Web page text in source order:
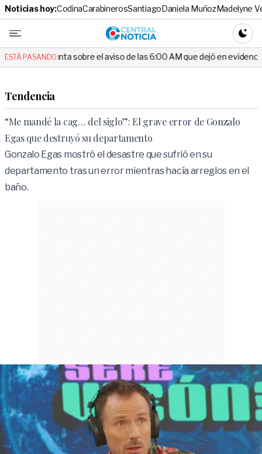
Noticias hoy:CodinaCarabinerosSantiagoDaniela MuñozMadelyne
Central
ESTÁ PASANDO:
sobre el aviso de las 6:00 AM que dejó en evidencia al Delegado
Tendencia
“Me mandé la cag… del siglo”: El grave error de Gonzalo
Egas que destruyó su departamento
Gonzalo Egas mostró el desastre que sufrió en su
departamento tras un error mientras hacía arreglos en el
baño.